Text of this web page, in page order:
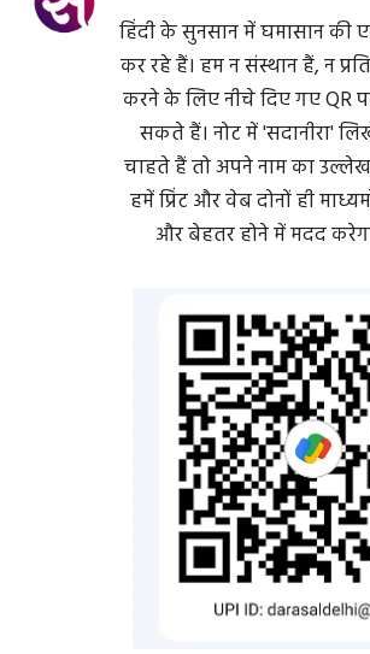
हिंदी के सुनसान में घमासान की
कर रहे हैं। हम न संस्थान हैं, न
करने के लिए नीचे दिए गए QR
सकते हैं। नोट में 'सदानीरा'
चाहते हैं तो अपने नाम का
हमें प्रिंट और वेब दोनों ही
और बेहतर होने में मदद